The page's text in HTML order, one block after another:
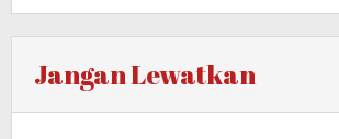
Jangan Lewatkan